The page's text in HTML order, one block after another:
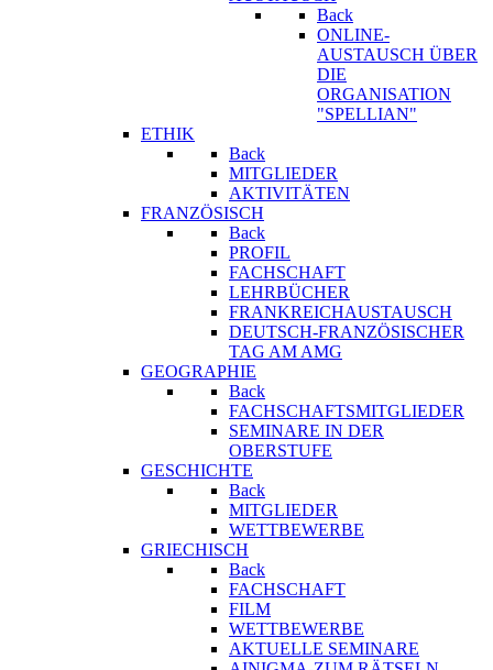
Back
ONLINE-
AUSTAUSCH ÜBER
DIE
ORGANISATION
"SPELLIAN"
ETHIK
Back
MITGLIEDER
AKTIVITÄTEN
FRANZÖSISCH
Back
PROFIL
FACHSCHAFT
LEHRBÜCHER
FRANKREICHAUSTAUSCH
DEUTSCH-FRANZÖSISCHER
TAG AM AMG
GEOGRAPHIE
Back
FACHSCHAFTSMITGLIEDER
SEMINARE IN DER
OBERSTUFE
GESCHICHTE
Back
MITGLIEDER
WETTBEWERBE
GRIECHISCH
Back
FACHSCHAFT
FILM
WETTBEWERBE
AKTUELLE SEMINARE